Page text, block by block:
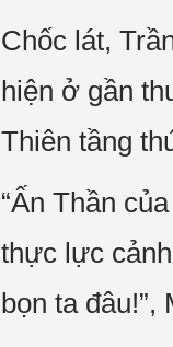
Chốc lát,
hiện ở gần
Thiên tầng
“Ấn Thần
thực lực
bọn ta đâu!”,